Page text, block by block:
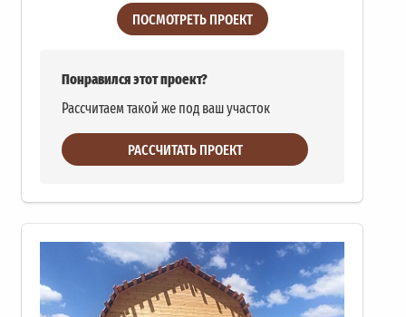
ПОСМОТРЕТЬ ПРОЕКТ
Понравился этот проект?
Рассчитаем такой же под ваш участок
РАССЧИТАТЬ ПРОЕКТ